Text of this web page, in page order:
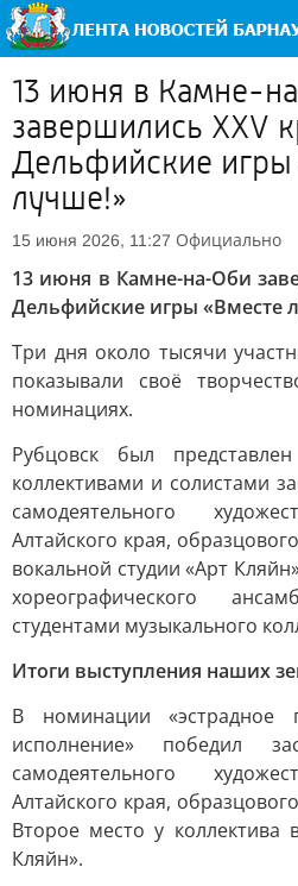
13 июня в Камне-
завершились XXV
Дельфийские игры
лучше!»
15 июня 2026, 11:27 Официально
13 июня в Камне-на-Оби
Дельфийские игры «Вместе
Три дня около тысячи
показывали своё
номинациях.
Рубцовск был
коллективами и солистами
самодеятельного
Алтайского края,
вокальной студии «Арт
хореографического
студентами музыкального
Итоги выступления наших
В номинации «эстрадное
исполнение» победил
самодеятельного
Алтайского края,
Второе место у коллектива
Кляйн».